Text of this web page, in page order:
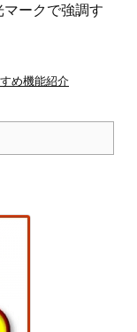
ークで強調す
め機能紹介